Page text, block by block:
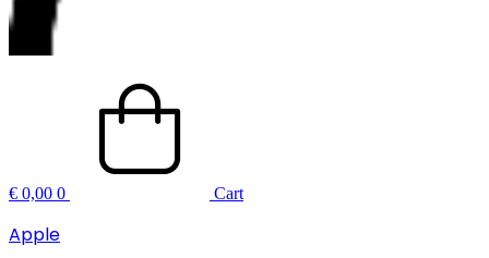
€ 0,00 0 Cart
Apple